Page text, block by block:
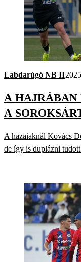
Labdarúgó NB II
A
A
A hazaiaknál Kovács
de így is duplázni